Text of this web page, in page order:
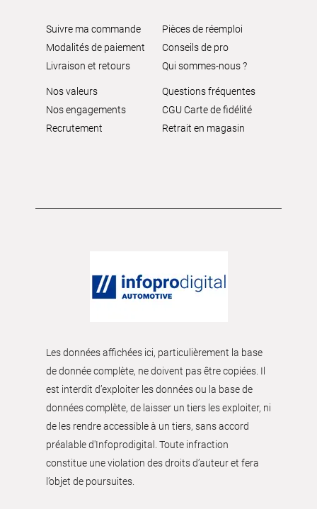
Suivre ma commande
Modalités de paiement
Livraison et retours
Pièces de réemploi
Conseils de pro
Qui sommes-nous ?
Nos valeurs
Nos engagements
Recrutement
Questions fréquentes
CGU Carte de fidélité
Retrait en magasin
Les données affichées ici, particulièrement la base
de donnée complète, ne doivent pas être copiées. Il
est interdit d’exploiter les données ou la base de
données complète, de laisser un tiers les exploiter, ni
de les rendre accessible à un tiers, sans accord
préalable d'Infoprodigital. Toute infraction
constitue une violation des droits d’auteur et fera
l’objet de poursuites.